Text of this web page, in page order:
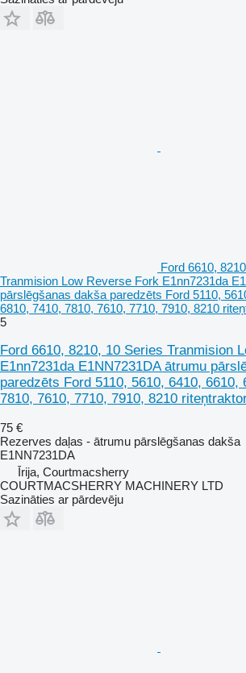
Ford 6610,
Tranmision Low Reverse Fork E1nn7231da
pārslēgšanas dakša paredzēts Ford 5110,
6810, 7410, 7810, 7610, 7710, 7910, 8210
5
Ford 6610, 8210, 10 Series Tranmision
E1nn7231da E1NN7231DA ātrumu
paredzēts Ford 5110, 5610, 6410, 6610,
7810, 7610, 7710, 7910, 8210
75 €
Rezerves daļas - ātrumu pārslēgšanas dakša
E1NN7231DA
Īrija, Courtmacsherry
COURTMACSHERRY MACHINERY LTD
Sazināties ar pārdevēju